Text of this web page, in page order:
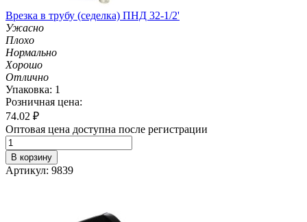
Врезка в трубу (седелка) ПНД 32-1/2'
Ужасно
Плохо
Нормально
Хорошо
Отлично
Упаковка: 1
Розничная цена:
74.02 ₽
Оптовая цена доступна после регистрации
В корзину
Артикул: 9839